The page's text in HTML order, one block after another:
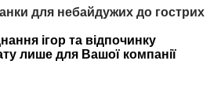
для небайдужих до гострих
ігор та відпочинку
лише для Вашої компанії